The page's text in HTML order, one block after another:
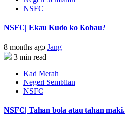
NSFC
NSFC| Ekau Kudo ko Kobau?
8 months ago Jang
3 min read
Kad Merah
Negeri Sembilan
NSFC
NSFC| Tahan bola atau tahan maki.